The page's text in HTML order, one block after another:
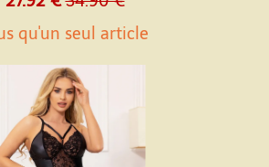
qu'un seul article